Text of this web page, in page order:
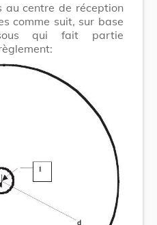
au centre de réception
comme suit, sur base
qui fait partie